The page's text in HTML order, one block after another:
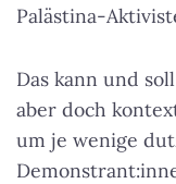
Palästina-
Das kann und
aber doch
um je wenige